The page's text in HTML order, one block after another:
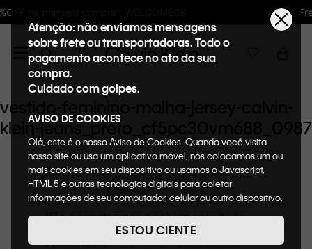
WELCOMECK Frete GRÁTIS nas
Atenção: não enviamos mensagens
sobre frete ou transportadoras. Todo o
pagamento acontece no ato da sua
compra.
Cuidado com golpes.
AVISO DE COOKIES
Olá, este é o nosso Aviso de Cookies. Quando você visita
nosso site ou usa um aplicativo móvel, nós colocamos um ou
mais cookies em seu dispositivo ou usamos o Javascript,
HTML 5 e outras tecnologias digitais para coletar
informações de seu computador, celular ou outro dispositivo.
de cookies, informaremos quais cookies usaremos e quais
suas funções. A forma como processamos os dados
ESTOU CIENTE
vestido-feminino-malha-jersey-calvin-
klein-jeans_preto_cf5pc30vm688_0987
OOPS!
Não encontramos nenhum resultado
vestido-feminino-malha-jersey-
calvin-klein-